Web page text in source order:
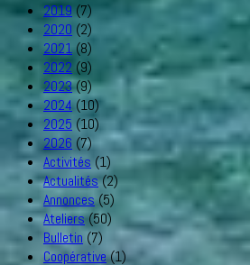
2019(7)
2020 (2)
2021(8)
2022 (9)
2023(9)
2024(10)
2025 (10)
2026 (7)
Activités(1)
Actualités(2)
Annonces(5)
Ateliers(50)
Bulletin (7)
Coopérative(1)